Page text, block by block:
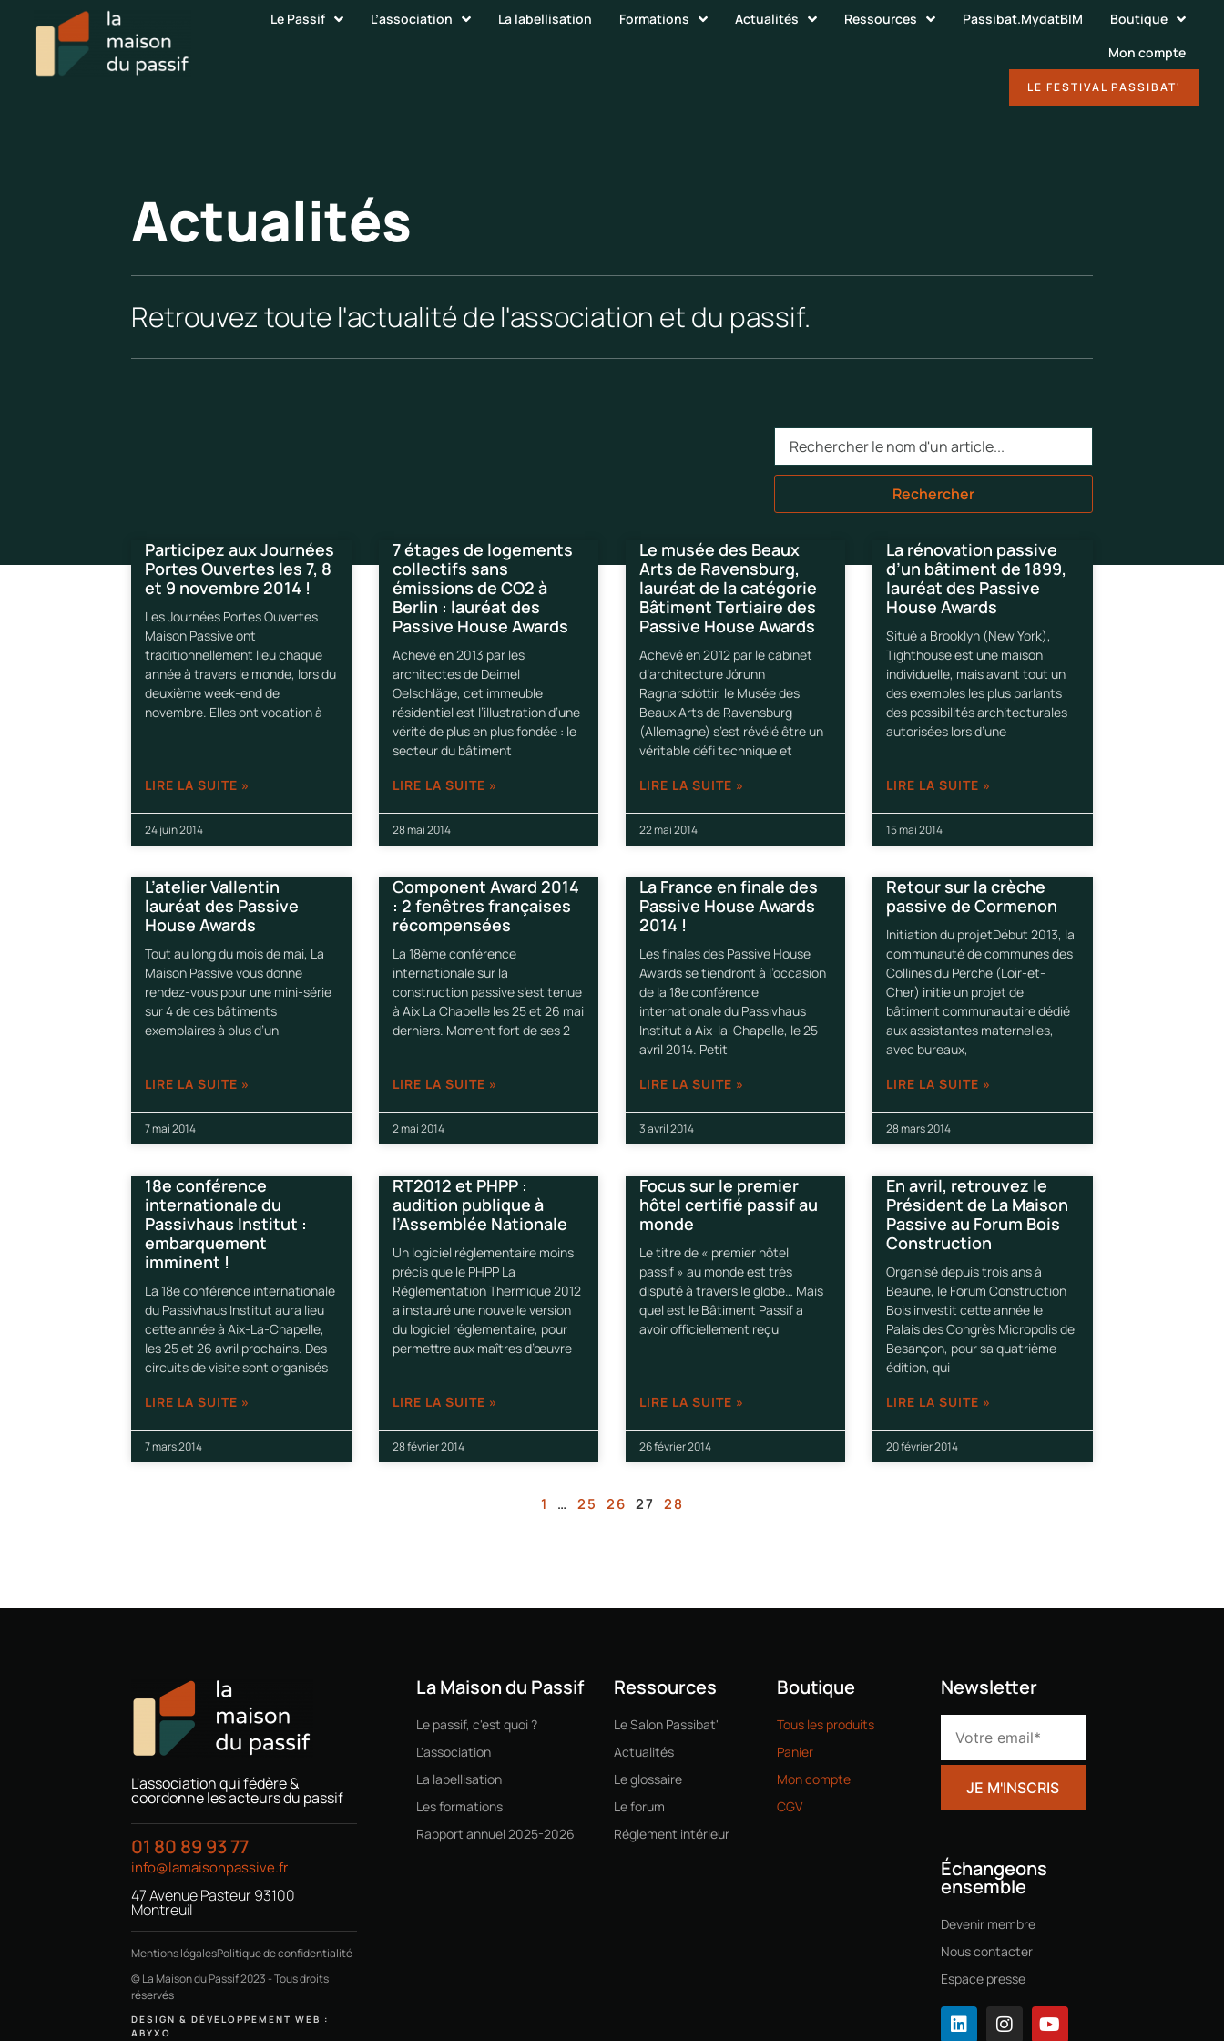
Le Passif L’association La labellisation Formations Actualités Ressources Passibat.MydatBIM
Boutique
Mon compte
LE FESTIVAL PASSIBAT'
Actualités
Retrouvez toute l'actualité de l'association et du passif.
Rechercher
Participez aux Journées
Portes Ouvertes les 7, 8
et 9 novembre 2014 !
Les Journées Portes Ouvertes
Maison Passive ont
traditionnellement lieu chaque
année à travers le monde, lors du
deuxième week-end de
novembre. Elles ont vocation à
LIRE LA SUITE »
24 juin 2014
7 étages de logements
collectifs sans
émissions de CO2 à
Berlin : lauréat des
Passive House Awards
Achevé en 2013 par les
architectes de Deimel
Oelschläge, cet immeuble
résidentiel est l’illustration d’une
vérité de plus en plus fondée : le
secteur du bâtiment
LIRE LA SUITE »
28 mai 2014
Le musée des Beaux
Arts de Ravensburg,
lauréat de la catégorie
Bâtiment Tertiaire des
Passive House Awards
Achevé en 2012 par le cabinet
d’architecture Jórunn
Ragnarsdóttir, le Musée des
Beaux Arts de Ravensburg
(Allemagne) s’est révélé être un
véritable défi technique et
LIRE LA SUITE »
22 mai 2014
La rénovation passive
d’un bâtiment de 1899,
lauréat des Passive
House Awards
Situé à Brooklyn (New York),
Tighthouse est une maison
individuelle, mais avant tout un
des exemples les plus parlants
des possibilités architecturales
autorisées lors d’une
LIRE LA SUITE »
15 mai 2014
L’atelier Vallentin
lauréat des Passive
House Awards
Tout au long du mois de mai, La
Maison Passive vous donne
rendez-vous pour une mini-série
sur 4 de ces bâtiments
exemplaires à plus d’un
LIRE LA SUITE »
7 mai 2014
Component Award 2014
: 2 fenêtres françaises
récompensées
La 18ème conférence
internationale sur la
construction passive s’est tenue
à Aix La Chapelle les 25 et 26 mai
derniers. Moment fort de ses 2
LIRE LA SUITE »
2 mai 2014
La France en finale des
Passive House Awards
2014 !
Les finales des Passive House
Awards se tiendront à l’occasion
de la 18e conférence
internationale du Passivhaus
Institut à Aix-la-Chapelle, le 25
avril 2014. Petit
LIRE LA SUITE »
3 avril 2014
Retour sur la crèche
passive de Cormenon
Initiation du projetDébut 2013, la
communauté de communes des
Collines du Perche (Loir-et-
Cher) initie un projet de
bâtiment communautaire dédié
aux assistantes maternelles,
avec bureaux,
LIRE LA SUITE »
28 mars 2014
18e conférence
internationale du
Passivhaus Institut :
embarquement
imminent !
La 18e conférence internationale
du Passivhaus Institut aura lieu
cette année à Aix-La-Chapelle,
les 25 et 26 avril prochains. Des
circuits de visite sont organisés
LIRE LA SUITE »
7 mars 2014
RT2012 et PHPP :
audition publique à
l’Assemblée Nationale
Un logiciel réglementaire moins
précis que le PHPP La
Réglementation Thermique 2012
a instauré une nouvelle version
du logiciel réglementaire, pour
permettre aux maîtres d’œuvre
LIRE LA SUITE »
28 février 2014
Focus sur le premier
hôtel certifié passif au
monde
Le titre de « premier hôtel
passif » au monde est très
disputé à travers le globe… Mais
quel est le Bâtiment Passif a
avoir officiellement reçu
LIRE LA SUITE »
26 février 2014
En avril, retrouvez le
Président de La Maison
Passive au Forum Bois
Construction
Organisé depuis trois ans à
Beaune, le Forum Construction
Bois investit cette année le
Palais des Congrès Micropolis de
Besançon, pour sa quatrième
édition, qui
LIRE LA SUITE »
20 février 2014
1 … 25 26 27 28
L'association qui fédère &
coordonne les acteurs du passif
01 80 89 93 77
info@lamaisonpassive.fr
47 Avenue Pasteur 93100
Montreuil
Mentions légalesPolitique de confidentialité
© La Maison du Passif 2023 - Tous droits
réservés
DESIGN & DÉVELOPPEMENT WEB :
ABYXO
La Maison du Passif
Le passif, c'est quoi ?
L'association
La labellisation
Les formations
Rapport annuel 2025-2026
Ressources
Le Salon Passibat'
Actualités
Le glossaire
Le forum
Réglement intérieur
Boutique
Tous les produits
Panier
Mon compte
CGV
Newsletter
Échangeons
ensemble
Devenir membre
Nous contacter
Espace presse